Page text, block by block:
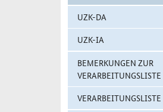
UZK-DA
UZK-IA
BEMERKUNGEN ZUR
VERARBEITUNGSLISTE
VERARBEITUNGSLISTE